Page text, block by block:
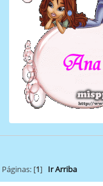
Páginas: [1] Ir Arriba